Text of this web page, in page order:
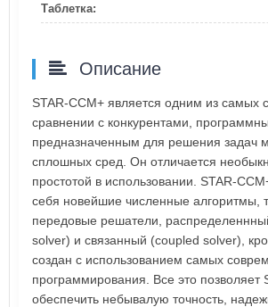
Таблетка:
Описание
STAR-CCM+ является одним из самых
сравнении с конкурентами,
предназначенным для решения задач
сплошных сред. Он отличается
простотой в использовании. STAR-
себя новейшие численные алгоритмы,
передовые решатели,
solver) и связанный (coupled solver),
создан с использованием самых
программирования. Все это позволяет
обеспечить небывалую точность,